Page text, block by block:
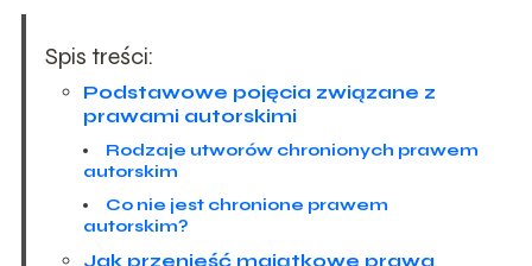
Spis treści:
Podstawowe pojęcia związane z
prawami autorskimi
Rodzaje utworów chronionych prawem
autorskim
Co nie jest chronione prawem
autorskim?
Jak przenieść majątkowe prawa